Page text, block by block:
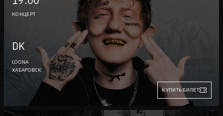
КОНЦЕРТ
DK
LOONA
ХАБАРОВСК
КУПИТЬ БИЛЕТ